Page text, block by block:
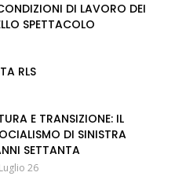
DI LAVORO DEI
SPETTACOLO
RLS
E TRANSIZIONE: IL
DI SINISTRA
SETTANTA
26